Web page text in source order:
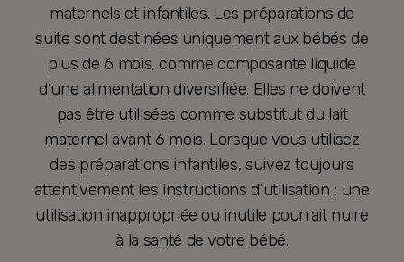
maternels et infantiles. Les préparations de
suite sont destinées uniquement aux bébés de
plus de 6 mois, comme composante liquide
d’une alimentation diversifiée. Elles ne doivent
pas être utilisées comme substitut du lait
maternel avant 6 mois. Lorsque vous utilisez
des préparations infantiles, suivez toujours
attentivement les instructions d’utilisation : une
utilisation inappropriée ou inutile pourrait nuire
à la santé de votre bébé.